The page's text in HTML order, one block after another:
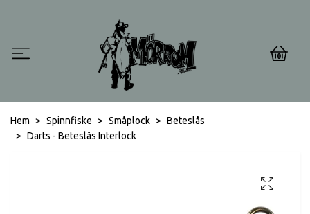
0
Hem Spinnfiske Småplock
Beteslås
Darts - Beteslås Interlock